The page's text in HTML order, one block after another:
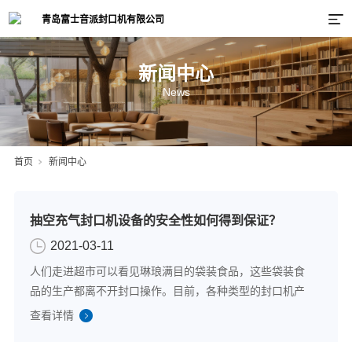
新闻中心
News
首页 新闻中心
抽空充气封口机设备的安全性如何得到保证？
2021-03-11
人们走进超市可以看见琳琅满目的袋装食品，这些袋装食
品的生产都离不开封口操作。目前，各种类型的封口机产
品都投入到了实际生产之中，例如抽真空封口机，以及可
查看详情